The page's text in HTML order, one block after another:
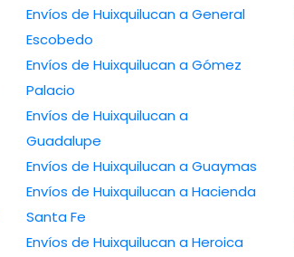
Envíos de Huixquilucan a General
Escobedo
Envíos de Huixquilucan a Gómez
Palacio
Envíos de Huixquilucan a
Guadalupe
Envíos de Huixquilucan a Guaymas
Envíos de Huixquilucan a Hacienda
Santa Fe
Envíos de Huixquilucan a Heroica